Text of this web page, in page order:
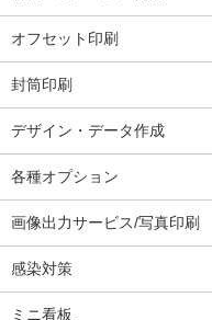
オフセット印刷
封筒印刷
デザイン・データ作成
各種オプション
画像出力サービス/写真印刷
感染対策
ミニ看板